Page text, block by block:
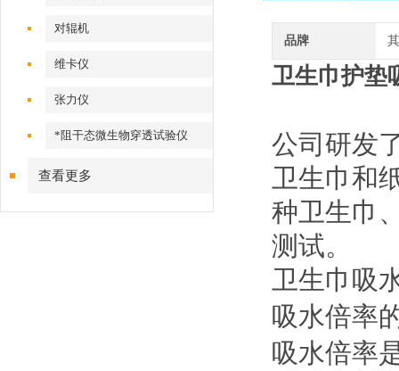
对辊机
维卡仪
张力仪
*阻干态微生物穿透试验仪
查看更多
品牌
卫生巾护垫
公司研发
卫生巾和
种卫生巾
测试。
卫生巾吸
吸水倍率
吸水倍率